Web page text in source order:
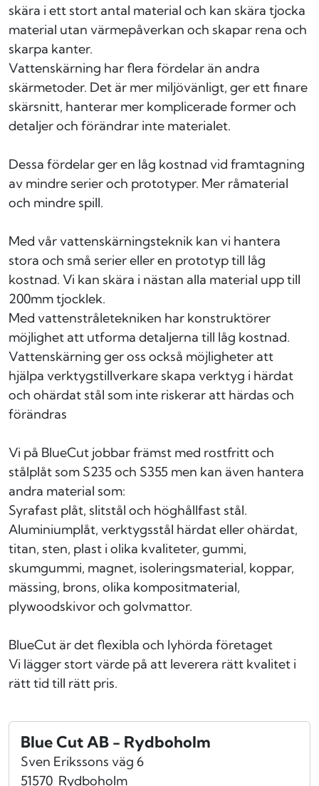
skära i ett stort antal material och kan skära tjocka
material utan värmepåverkan och skapar rena och
skarpa kanter.
Vattenskärning har flera fördelar än andra
skärmetoder. Det är mer miljövänligt, ger ett finare
skärsnitt, hanterar mer komplicerade former och
detaljer och förändrar inte materialet.
Dessa fördelar ger en låg kostnad vid framtagning
av mindre serier och prototyper. Mer råmaterial
och mindre spill.
Med vår vattenskärningsteknik kan vi hantera
stora och små serier eller en prototyp till låg
kostnad. Vi kan skära i nästan alla material upp till
200mm tjocklek.
Med vattenstråletekniken har konstruktörer
möjlighet att utforma detaljerna till låg kostnad.
Vattenskärning ger oss också möjligheter att
hjälpa verktygstillverkare skapa verktyg i härdat
och ohärdat stål som inte riskerar att härdas och
förändras
Vi på BlueCut jobbar främst med rostfritt och
stålplåt som S235 och S355 men kan även hantera
andra material som:
Syrafast plåt, slitstål och höghållfast stål.
Aluminiumplåt, verktygsstål härdat eller ohärdat,
titan, sten, plast i olika kvaliteter, gummi,
skumgummi, magnet, isoleringsmaterial, koppar,
mässing, brons, olika kompositmaterial,
plywoodskivor och golvmattor.
BlueCut är det flexibla och lyhörda företaget
Vi lägger stort värde på att leverera rätt kvalitet i
rätt tid till rätt pris.
Blue Cut AB - Rydboholm
Sven Erikssons väg 6
51570 Rydboholm